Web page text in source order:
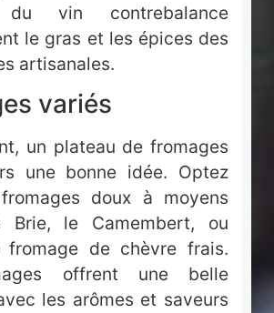
du vin contrebalance
le gras et les épices des
artisanales.
variés
un plateau de fromages
une bonne idée. Optez
doux à moyens
Brie, le Camembert, ou
fromage de chèvre frais.
offrent une belle
les arômes et saveurs